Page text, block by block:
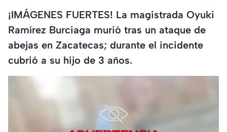
¡IMÁGENES FUERTES! La magistrada Oyuki
Ramírez Burciaga murió tras un ataque de
abejas en Zacatecas; durante el incidente
cubrió a su hijo de 3 años.